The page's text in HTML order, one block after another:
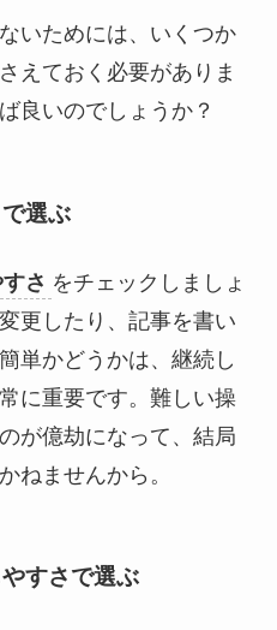
いためには、いくつか
えておく必要がありま
良いのでしょうか？
選ぶ
さ をチェックしましょ
更したり、記事を書い
単かどうかは、継続し
に重要です。難しい操
が億劫になって、結局
ねませんから。
すさで選ぶ